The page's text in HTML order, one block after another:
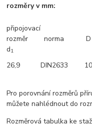
rozměry v mm:
připojovací
rozměr
d1
norma D
26,9 DIN2633
Pro porovnání rozměrů
můžete nahlédnout do
Rozměrová tabulka ke